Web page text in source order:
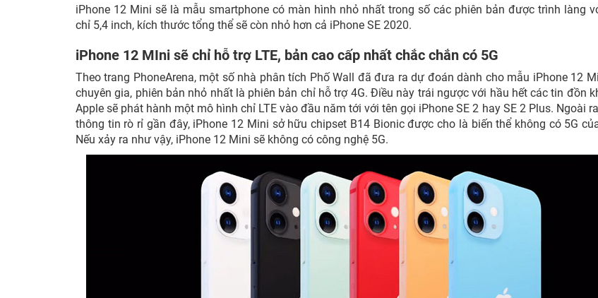
iPhone 12 Mini sẽ là mẫu smartphone có màn hình nhỏ nhất trong số các phiên bản được trình làng
chỉ 5,4 inch, kích thước tổng thể sẽ còn nhỏ hơn cả iPhone SE 2020.
iPhone 12 MIni sẽ chỉ hỗ trợ LTE, bản cao cấp nhất chắc chắn có 5G
Theo trang PhoneArena, một số nhà phân tích Phố Wall đã đưa ra dự đoán dành cho mẫu iPhone 12
chuyên gia, phiên bản nhỏ nhất là phiên bản chỉ hỗ trợ 4G. Điều này trái ngược với hầu hết các tin đồn
Apple sẽ phát hành một mô hình chỉ LTE vào đầu năm tới với tên gọi iPhone SE 2 hay SE 2 Plus. Ngoài
thông tin rò rỉ gần đây, iPhone 12 Mini sở hữu chipset B14 Bionic được cho là biến thể không có 5G
Nếu xảy ra như vậy, iPhone 12 Mini sẽ không có công nghệ 5G.